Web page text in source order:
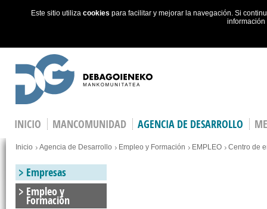
Este sitio utiliza cookies para facilitar y mejorar la navegación. Si
INICIO MANCOMUNIDAD AGENCIA DE DESARROLLO
You are here
Inicio Agencia de Desarrollo Empleo y Formación EMPLEO Centro de
Empresas
Empleo y
Formación